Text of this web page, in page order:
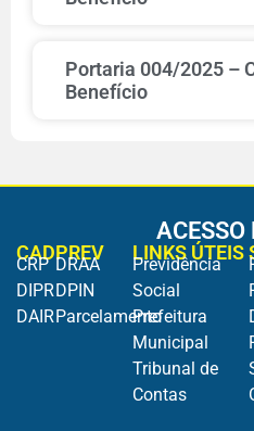
Portaria 004/2025 –
Benefício
ACESSO
CADPREV
CRP
DIPR
DAIR
DRAA
DPIN
Parcelamento
LINKS ÚTEIS
Previdência
Social
Prefeitura
Municipal
Tribunal de
Contas